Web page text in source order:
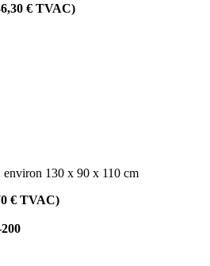
€ TVAC)
130 x 90 x 110 cm
€ TVAC)